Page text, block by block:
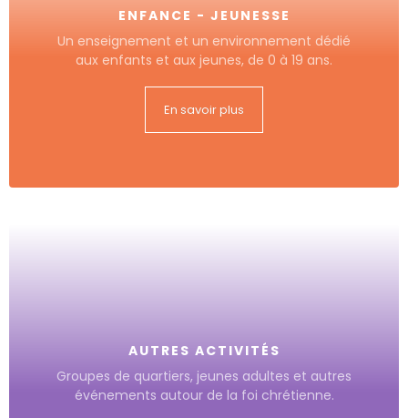
ENFANCE - JEUNESSE
Un enseignement et un environnement dédié
aux enfants et aux jeunes, de 0 à 19 ans.
En savoir plus
AUTRES ACTIVITÉS
Groupes de quartiers, jeunes adultes et autres
événements autour de la foi chrétienne.